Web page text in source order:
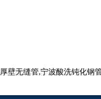
壁无缝管,宁波酸洗钝化